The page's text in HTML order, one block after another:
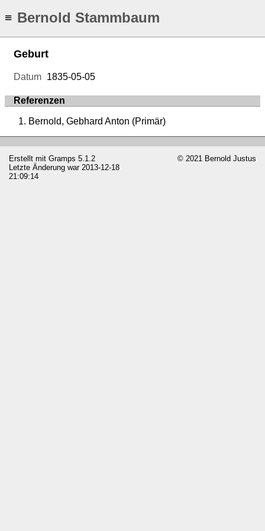
≡ Bernold Stammbaum
Geburt
Datum 1835-05-05
Referenzen
Bernold, Gebhard Anton (Primär)
Erstellt mit Gramps 5.1.2
Letzte Änderung war 2013-12-18
21:09:14
© 2021 Bernold Justus